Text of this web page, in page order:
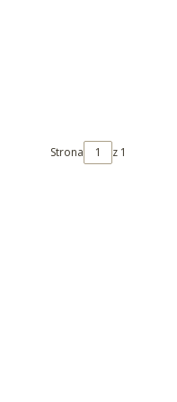
Strona z 1